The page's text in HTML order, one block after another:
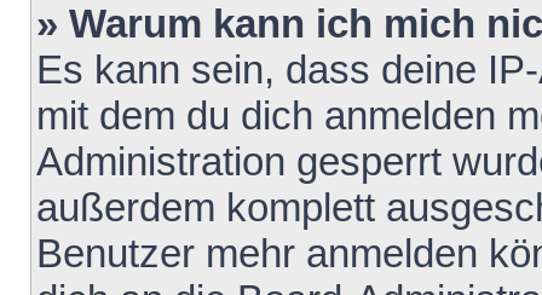
» Warum kann ich mich
Es kann sein, dass deine
mit dem du dich anmelden
Administration gesperrt
außerdem komplett
Benutzer mehr anmelden